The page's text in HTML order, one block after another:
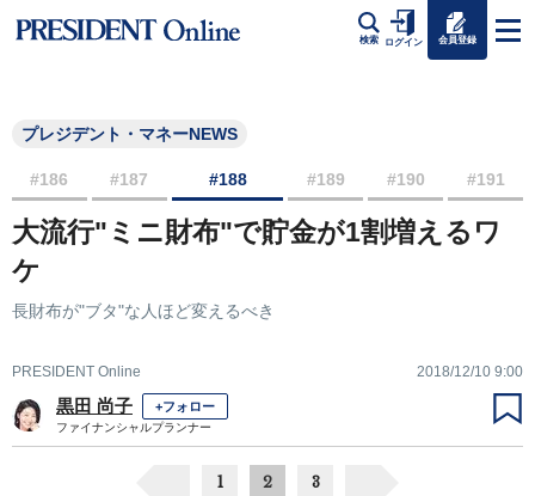
検索 ログイン 会員登録
プレジデント・マネーNEWS
#186 #187 #188 #189 #190 #191
大流行"ミニ財布"で貯金が1割増えるワ
ケ
長財布が"ブタ"な人ほど変えるべき
PRESIDENT Online 2018/12/10 9:00
黒田 尚子 +フォロー
ファイナンシャルプランナー
1 2 3